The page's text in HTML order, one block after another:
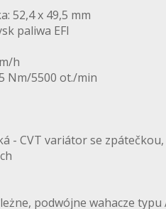
52,4 x 49,5 mm
paliwa EFI
h
Nm/5500 ot./min
- CVT variátor se
podwójne wahacze typu